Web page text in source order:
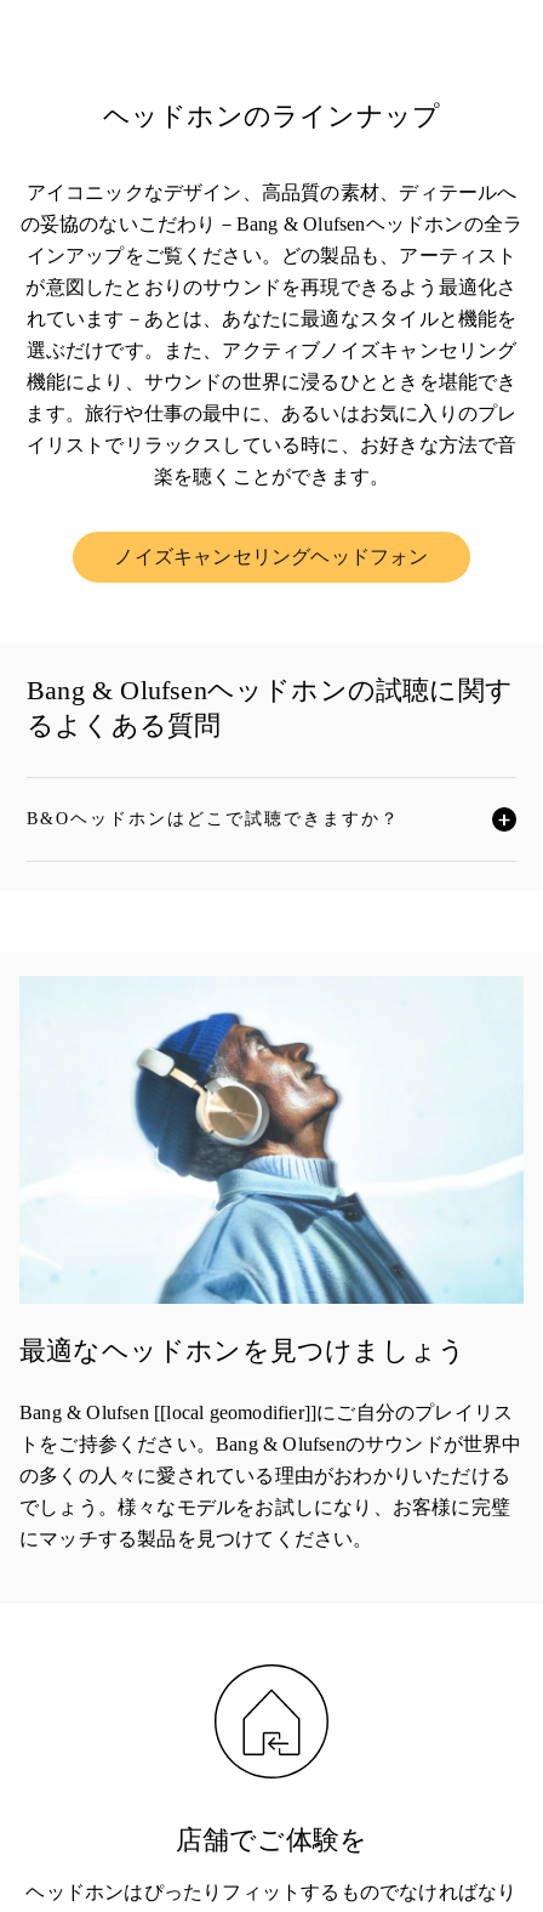
ヘッドホンのラインナップ
アイコニックなデザイン、高品質の素材、ディテールへ
の妥協のないこだわり－Bang & Olufsenヘッドホンの全ラ
インアップをご覧ください。どの製品も、アーティスト
が意図したとおりのサウンドを再現できるよう最適化さ
れています－あとは、あなたに最適なスタイルと機能を
選ぶだけです。また、アクティブノイズキャンセリング
機能により、サウンドの世界に浸るひとときを堪能でき
ます。旅行や仕事の最中に、あるいはお気に入りのプレ
イリストでリラックスしている時に、お好きな方法で音
楽を聴くことができます。
ノイズキャンセリングヘッドフォン
Link Opens in New Tab
Bang & Olufsenヘッドホンの試聴に関す
るよくある質問
B&Oヘッドホンはどこで試聴できますか？
クリックすると全文がお読みいただけます
最適なヘッドホンを見つけましょう
Bang & Olufsen [[local geomodifier]]にご自分のプレイリス
トをご持参ください。Bang & Olufsenのサウンドが世界中
の多くの人々に愛されている理由がおわかりいただける
でしょう。様々なモデルをお試しになり、お客様に完璧
にマッチする製品を見つけてください。
店舗でご体験を
ヘッドホンはぴったりフィットするものでなければなり